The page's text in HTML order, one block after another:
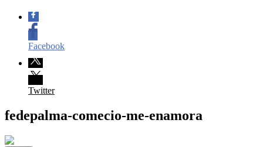
Facebook
Twitter
Saltar
al
contenido
fedepalma-comecio-me-enamora